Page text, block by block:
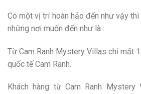
Có một vị trí hoàn hảo đến như vậy
những nơi muốn đến như là :
Từ Cam Ranh Mystery Villas chỉ mất
quốc tế Cam Ranh.
Khách hàng từ Cam Ranh Mystery